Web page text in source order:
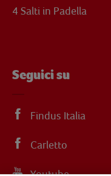
4 Salti in Padella
Seguici su
Findus Italia
Carletto